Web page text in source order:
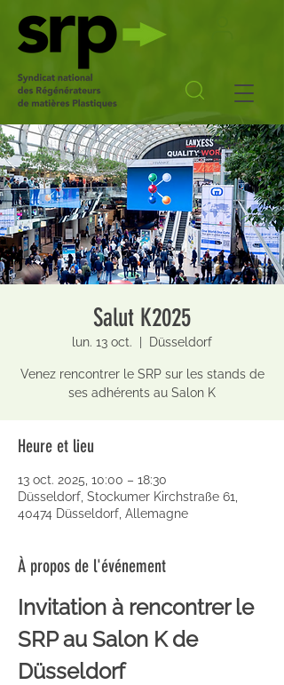
Salut K2025
lun. 13 oct. Düsseldorf
Venez rencontrer le SRP sur les stands de
ses adhérents au Salon K
Heure et lieu
13 oct. 2025, 10:00 – 18:30
Düsseldorf, Stockumer Kirchstraße 61,
40474 Düsseldorf, Allemagne
À propos de l'événement
Invitation à rencontrer le
SRP au Salon K de
Düsseldorf